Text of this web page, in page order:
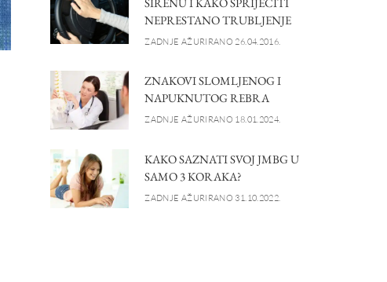
NEPRESTANO TRUBLJENJE
ZADNJE AŽURIRANO 26.04.2016.
ZNAKOVI SLOMLJENOG I
NAPUKNUTOG REBRA
ZADNJE AŽURIRANO 18.01.2024.
KAKO SAZNATI SVOJ JMBG U
SAMO 3 KORAKA?
ZADNJE AŽURIRANO 31.10.2022.